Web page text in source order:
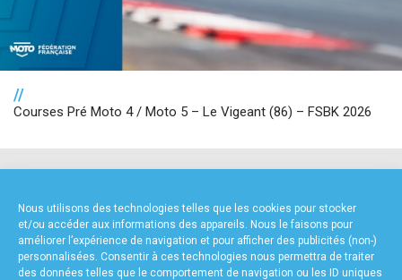
Nous utilisons des technologies telles que les cookies pour stocker
et/ou accéder aux informations des appareils. Nous le faisons pour
améliorer l’expérience de navigation et pour afficher des publicités (non-)
personnalisées. Consentir à ces technologies nous permettra de traiter
des données telles que le comportement de navigation ou les ID uniques
//
Courses Pré Moto 4 / Moto 5 – Le Vigeant (86) – FSBK 2026